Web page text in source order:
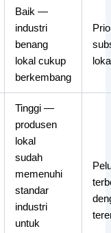
Baik —
industri
benang
lokal cukup
berkembang
Tinggi —
produsen
lokal
sudah
memenuhi
standar
industri
untuk